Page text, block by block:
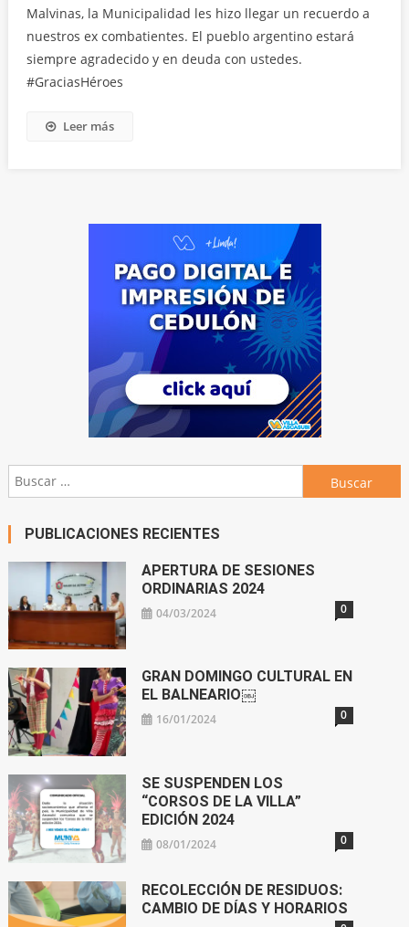
Malvinas, la Municipalidad les hizo llegar un recuerdo a
nuestros ex combatientes. El pueblo argentino estará
siempre agradecido y en deuda con ustedes.
#GraciasHéroes
Leer más
Buscar:
PUBLICACIONES RECIENTES
APERTURA DE SESIONES
ORDINARIAS 2024
04/03/2024 0
GRAN DOMINGO CULTURAL EN
EL BALNEARIO￼
16/01/2024 0
SE SUSPENDEN LOS
“CORSOS DE LA VILLA”
EDICIÓN 2024
08/01/2024 0
RECOLECCIÓN DE RESIDUOS:
CAMBIO DE DÍAS Y HORARIOS